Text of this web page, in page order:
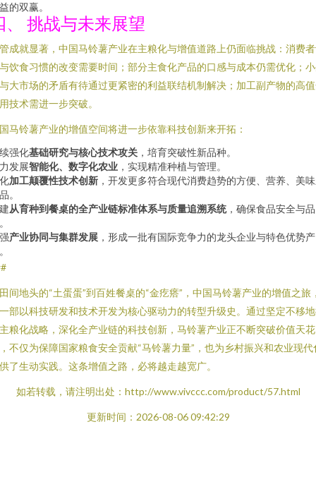
的双赢。
、 挑战与未来展望
成就显著，中国马铃薯产业在主粮化与增值道路上仍面临挑战：消费
饮食习惯的改变需要时间；部分主食化产品的口感与成本仍需优化；
大市场的矛盾有待通过更紧密的利益联结机制解决；加工副产物的高
技术需进一步突破。
马铃薯产业的增值空间将进一步依靠科技创新来开拓：
强化基础研究与核心技术攻关 ，培育突破性新品种。
发展智能化、数字化农业 ，实现精准种植与管理。
加工颠覆性技术创新 ，开发更多符合现代消费趋势的方便、营养、美
。
从育种到餐桌的全产业链标准体系与质量追溯系统，确保食品安全与品
产业协同与集群发展 ，形成一批有国际竞争力的龙头企业与特色优势产
间地头的“土蛋蛋”到百姓餐桌的“金疙瘩”，中国马铃薯产业的增值之旅
部以科技研发和技术开发为核心驱动力的转型升级史。通过坚定不移
粮化战略，深化全产业链的科技创新，马铃薯产业正不断突破价值天花
不仅为保障国家粮食安全贡献“马铃薯力量”，也为乡村振兴和农业现代
了生动实践。这条增值之路，必将越走越宽广。
如若转载，请注明出处：http://www.vivccc.com/product/57.html
更新时间：2026-08-06 09:42:29